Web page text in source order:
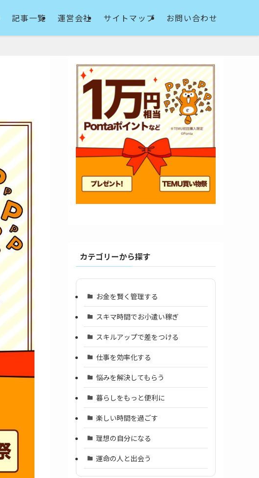
記事一覧 運営会社 サイトマップ お問い合わせ
カテゴリーから探す
お金を賢く管理する
スキマ時間でお小遣い稼ぎ
スキルアップで差をつける
仕事を効率化する
悩みを解決してもらう
暮らしをもっと便利に
楽しい時間を過ごす
理想の自分になる
運命の人と出会う